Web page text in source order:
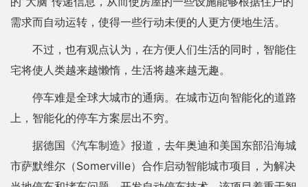
需求而自动运转，使得一些行动未便的人更方便地生活。
不过，也有观点认为，在方便人们生活的同时，智能住
宅将使人类越来越懒惰，生活将越来越无趣。
停车难是全球大城市的通病。在城市迈向智能化的道路
上，智能化的停车方案层出不穷。
据德国《汽车制造》报道，去年奥迪和美国东部沿海城
市萨默维尔（Somerville）合作启动智能城市项目，为解决